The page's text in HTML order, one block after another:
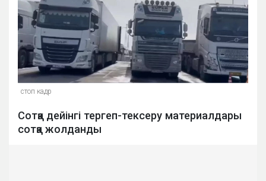
стоп кадр
Сотқа дейінгі тергеп-тексеру материалдары
сотқа жолданды